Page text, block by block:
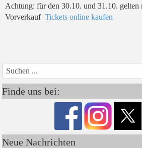
Achtung: für den 30.10. und 31.10. gelten
Vorverkauf Tickets online kaufen
Finde uns bei:
Neue Nachrichten
Jahr
Monat